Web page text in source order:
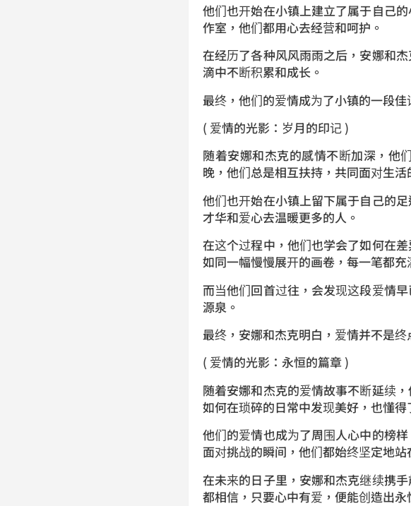
他们也开始在小镇上建立了属于自己
作室，他们都用心去经营和呵护。
在经历了各种风风雨雨之后，安娜和
滴中不断积累和成长。
最终，他们的爱情成为了小镇的一段
( 爱情的光影：岁月的印记 )
随着安娜和杰克的感情不断加深，他
晚，他们总是相互扶持，共同面对生活
他们也开始在小镇上留下属于自己的
才华和爱心去温暖更多的人。
在这个过程中，他们也学会了如何在
如同一幅慢慢展开的画卷，每一笔都充
而当他们回首过往，会发现这段爱情
源泉。
最终，安娜和杰克明白，爱情并不是
( 爱情的光影：永恒的篇章 )
随着安娜和杰克的爱情故事不断延续
如何在琐碎的日常中发现美好，也懂
他们的爱情也成为了周围人心中的榜
面对挑战的瞬间，他们都始终坚定地站
在未来的日子里，安娜和杰克继续携
都相信，只要心中有爱，便能创造出永